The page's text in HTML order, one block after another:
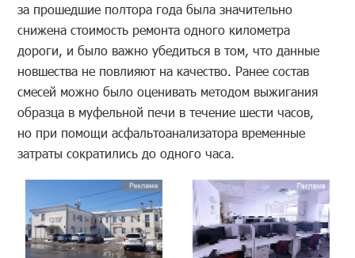
за прошедшие полтора года была значительно
снижена стоимость ремонта одного километра
дороги, и было важно убедиться в том, что данные
новшества не повлияют на качество. Ранее состав
смесей можно было оценивать методом выжигания
образца в муфельной печи в течение шести часов,
но при помощи асфальтоанализатора временные
затраты сократились до одного часа.